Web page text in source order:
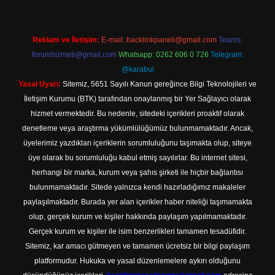
Reklam ve İletişim: E-mail: backlinkpaneli@gmail.com Teams:
forumhizmeti@gmail.com Whatsapp: 0262 606 0 726 Telegram:
@karabul
Yasal Uyarı: Sitemiz, 5651 Sayılı Kanun gereğince Bilgi Teknolojileri ve
İletişim Kurumu (BTK) tarafından onaylanmış bir Yer Sağlayıcı olarak
hizmet vermektedir. Bu nedenle, sitedeki içerikleri proaktif olarak
denetleme veya araştırma yükümlülüğümüz bulunmamaktadır. Ancak,
üyelerimiz yazdıkları içeriklerin sorumluluğunu taşımakta olup, siteye
üye olarak bu sorumluluğu kabul etmiş sayılırlar. Bu internet sitesi,
herhangi bir marka, kurum veya şahıs şirketi ile hiçbir bağlantısı
bulunmamaktadır. Sitede yalnızca kendi hazırladığımız makaleler
paylaşılmaktadır. Burada yer alan içerikler haber niteliği taşımamakta
olup, gerçek kurum ve kişiler hakkında paylaşım yapılmamaktadır.
Gerçek kurum ve kişiler ile isim benzerlikleri tamamen tesadüfidir.
Sitemiz, kar amacı gütmeyen ve tamamen ücretsiz bir bilgi paylaşım
platformudur. Hukuka ve yasal düzenlemelere aykırı olduğunu